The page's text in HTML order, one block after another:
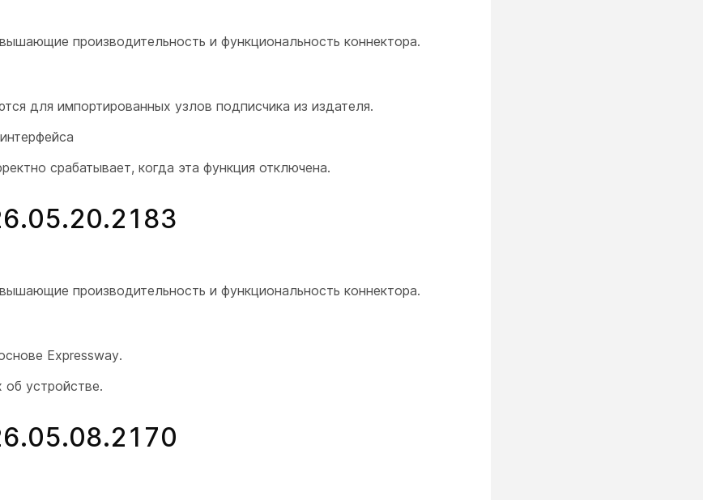
производительность и функциональность коннектора.
для импортированных узлов подписчика из издателя.
срабатывает, когда эта функция отключена.
производительность и функциональность коннектора.
Expressway.
устройстве.